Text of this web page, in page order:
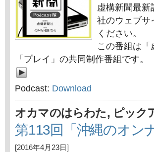
虚構新聞最新
社のウェブサ
ください。
この番組は
「プレイ」の共同制作番組です。
Podcast: Download
オカマのはらわた, ピック
第113回「沖縄のオン
[2016年4月23日]